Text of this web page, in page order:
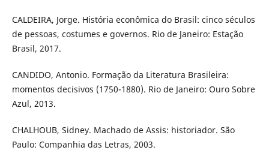
CALDEIRA, Jorge. História econômica do Brasil: cinco séculos
de pessoas, costumes e governos. Rio de Janeiro: Estação
Brasil, 2017.
CANDIDO, Antonio. Formação da Literatura Brasileira:
momentos decisivos (1750-1880). Rio de Janeiro: Ouro Sobre
Azul, 2013.
CHALHOUB, Sidney. Machado de Assis: historiador. São
Paulo: Companhia das Letras, 2003.